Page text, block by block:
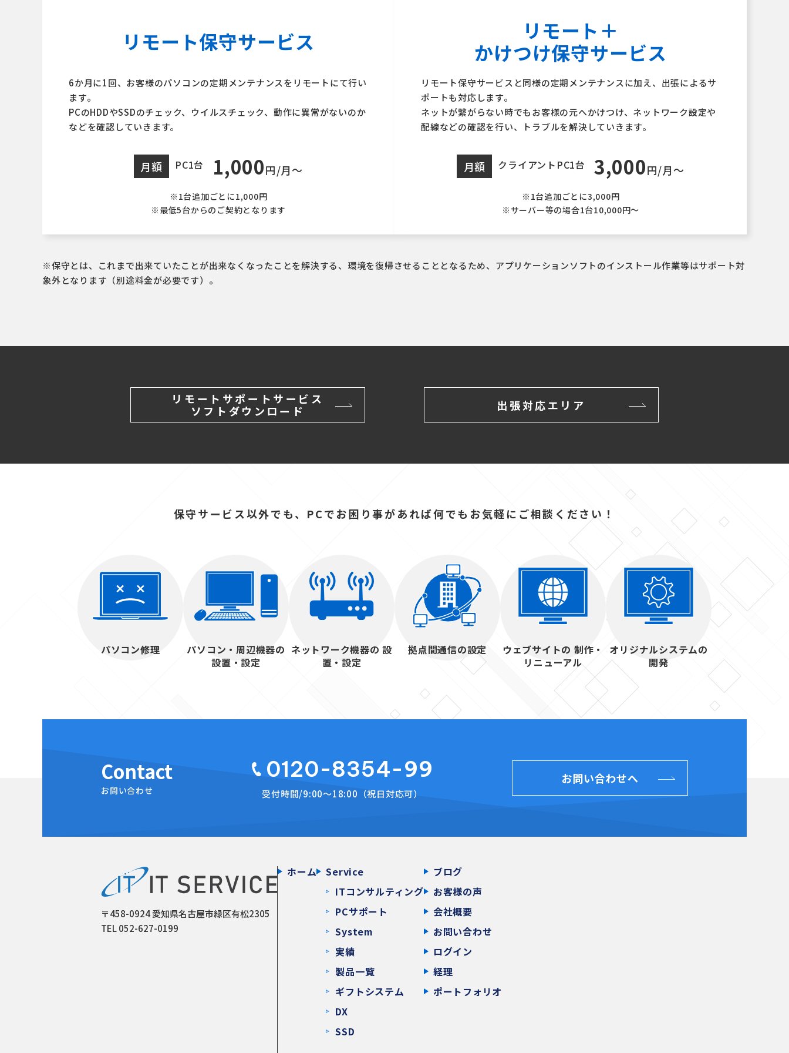
リモート保守サービス
6か月に1回、お客様のパソコンの定期メンテナンスをリモートにて行い
ます。
PCのHDDやSSDのチェック、ウイルスチェック、動作に異常がないのか
などを確認していきます。
月額 PC1台 1,000円/月〜
※1台追加ごとに1,000円
※最低5台からのご契約となります
リモート＋
かけつけ保守サービス
リモート保守サービスと同様の定期メンテナンスに加え、出張によるサ
ポートも対応します。
ネットが繋がらない時でもお客様の元へかけつけ、ネットワーク設定や
配線などの確認を行い、トラブルを解決していきます。
月額 クライアントPC1台 3,000円/月〜
※1台追加ごとに3,000円
※サーバー等の場合1台10,000円〜
※保守とは、これまで出来ていたことが出来なくなったことを解決する、環境を復帰させることとなるため、アプリケーションソフトのインストール作業等はサポート対
象外となります（別途料金が必要です）。
リモートサポートサービス
ソフトダウンロード
出張対応エリア
保守サービス以外でも、PCでお困り事があれば何でもお気軽にご相談ください！
パソコン修理
パソコン・周辺機器の
設置・設定
ネットワーク機器の 設
置・設定
拠点間通信の設定
ウェブサイトの 制作・
リニューアル
オリジナルシステムの
開発
Contact
お問い合わせ
0120-8354-99
受付時間/9:00〜18:00（祝日対応可）
お問い合わせへ
〒458-0924 愛知県名古屋市緑区有松2305
TEL 052-627-0199
ホーム
Service
ITコンサルティング
PCサポート
System
実績
製品一覧
ギフトシステム
DX
SSD
ブログ
お客様の声
会社概要
お問い合わせ
ログイン
経理
ポートフォリオ